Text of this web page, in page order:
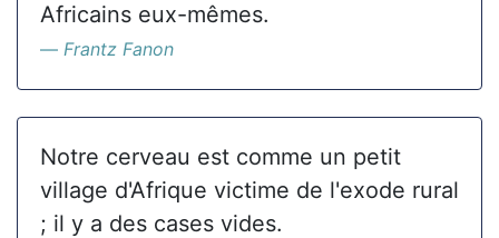
Africains eux-mêmes.
Frantz Fanon
Notre cerveau est comme un petit
village d'Afrique victime de l'exode rural
; il y a des cases vides.